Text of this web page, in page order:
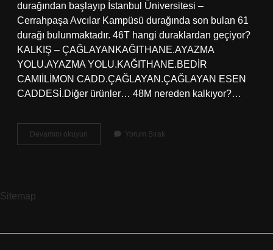
durağından başlayıp İstanbul Üniversitesi –
Cerrahpaşa Avcılar Kampüsü durağında son bulan 61
durağı bulunmaktadır. 46T hangi duraklardan geçiyor?
KALKIŞ – ÇAĞLAYANKAĞITHANE.AYAZMA
YOLU.AYAZMA YOLU.KAĞITHANE.BEDİR
CAMIİLİMON CADD.ÇAĞLAYAN.ÇAĞLAYAN ESEN
CADDESİ.Diğer ürünler… 48M nereden kalkıyor?…
Devamını okuyun
H
Yorum Bırak
Sitemap